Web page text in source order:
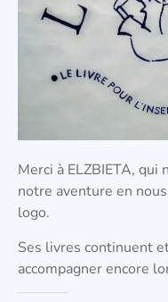
Merci à ELZBIETA,
notre aventure en
logo.
Ses livres continuent
accompagner encore